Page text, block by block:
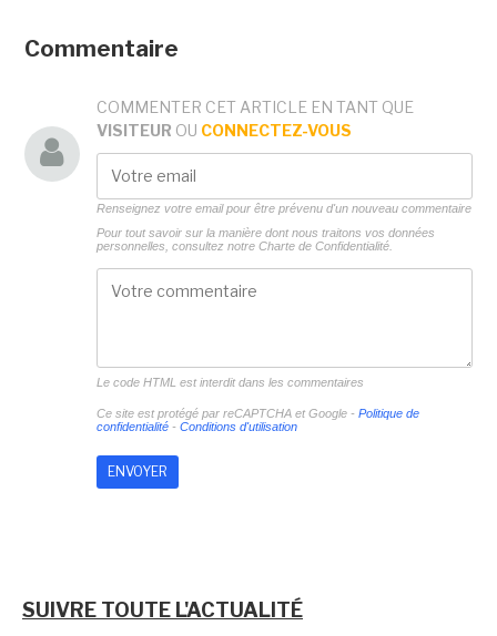
Commentaire
COMMENTER CET ARTICLE EN TANT QUE
VISITEUR OU CONNECTEZ-VOUS
Renseignez votre email pour être prévenu d'un nouveau commentaire
Pour tout savoir sur la manière dont nous traitons vos données
personnelles, consultez notre Charte de Confidentialité.
Le code HTML est interdit dans les commentaires
Ce site est protégé par reCAPTCHA et Google - Politique de
confidentialité- Conditions d'utilisation
SUIVRE TOUTE L'ACTUALITÉ